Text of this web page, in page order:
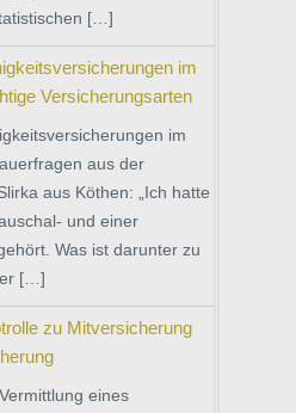
[…]
im
Versicherungsarten
im
aus der
aus Köthen: „Ich hatte
und einer
Was ist darunter zu
[…]
zu Mitversicherung
eines